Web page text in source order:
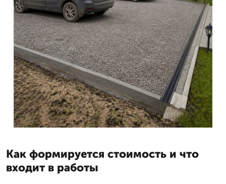
Как формируется стоимость и что
входит в работы